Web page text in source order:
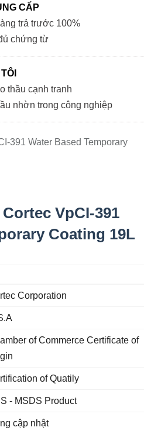
CẤP
trả trước 100%
chứng từ
thầu cạnh tranh
nhờn trong công nghiệp
VpCI-391
Coating 19L
Corporation
of Commerce Certificate of
of Quatily
- MSDS Product
cập nhật